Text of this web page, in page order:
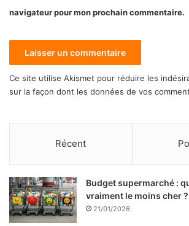
navigateur pour mon prochain commentaire.
Ce site utilise Akismet pour réduire les
sur la façon dont les données de vos
Récent
Budget supermarché :
vraiment le moins cher
21/01/2026